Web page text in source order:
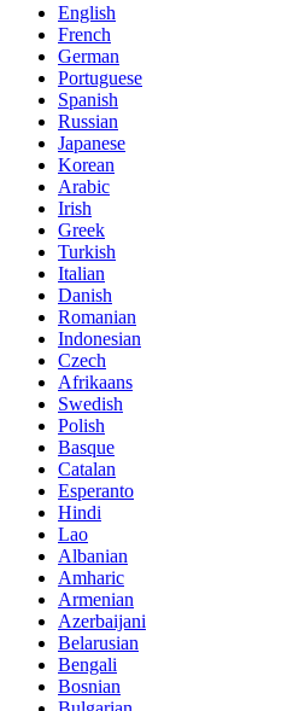
English
French
German
Portuguese
Spanish
Russian
Japanese
Korean
Arabic
Irish
Greek
Turkish
Italian
Danish
Romanian
Indonesian
Czech
Afrikaans
Swedish
Polish
Basque
Catalan
Esperanto
Hindi
Lao
Albanian
Amharic
Armenian
Azerbaijani
Belarusian
Bengali
Bosnian